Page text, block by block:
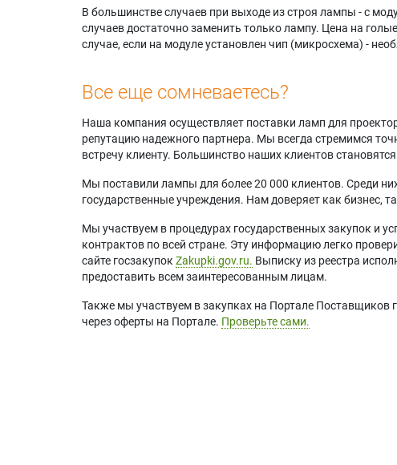
В большинстве случаев при выходе из строя лампы - с
случаев достаточно заменить только лампу. Цена на
случае, если на модуле установлен чип (микросхема) -
Все еще сомневаетесь?
Наша компания осуществляет поставки ламп для
репутацию надежного партнера. Мы всегда стремимся
встречу клиенту. Большинство наших клиентов
Мы поставили лампы для более 20 000 клиентов. Среди
государственные учреждения. Нам доверяет как бизнес,
Мы участвуем в процедурах государственных закупок и
контрактов по всей стране. Эту информацию легко
сайте госзакупок Zakupki.gov.ru. Выписку из реестра
предоставить всем заинтересованным лицам.
Также мы участвуем в закупках на Портале
через оферты на Портале. Проверьте сами.